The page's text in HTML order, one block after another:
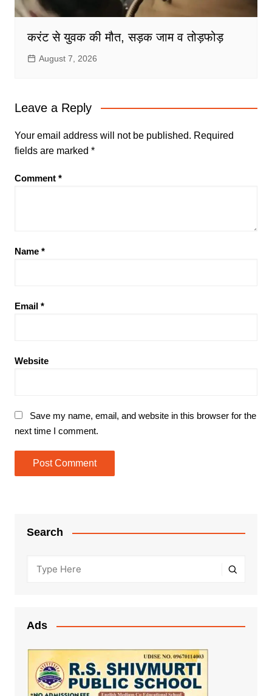
करंट से युवक की मौत, सड़क जाम व तोड़फोड़
August 7, 2026
Leave a Reply
Your email address will not be published. Required
fields are marked *
Comment *
Name *
Email *
Website
Save my name, email, and website in this browser for the
next time I comment.
Search
Ads